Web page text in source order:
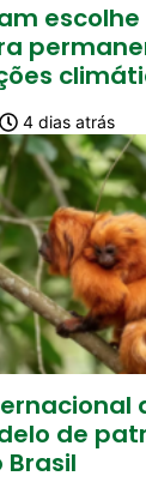
4 dias atrás
de